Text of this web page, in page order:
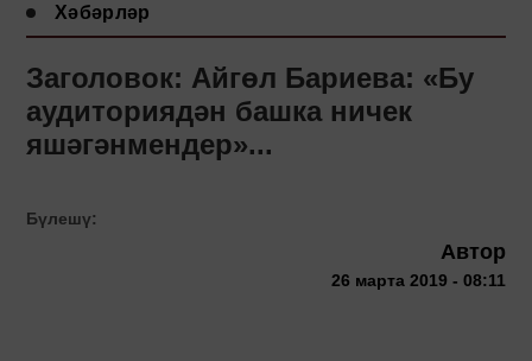
Хәбәрләр
Заголовок: Айгөл Бариева: «Бу
аудиториядән башка ничек
яшәгәнмендер»...
Бүлешү:
Автор
26 марта 2019 - 08:11